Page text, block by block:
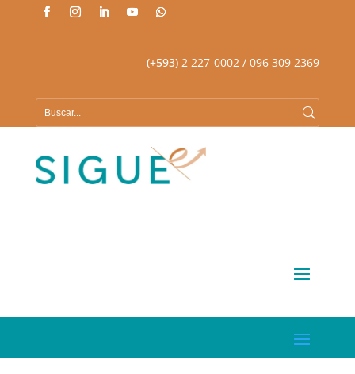
(+593)2 227-0002 / 096 309 2369